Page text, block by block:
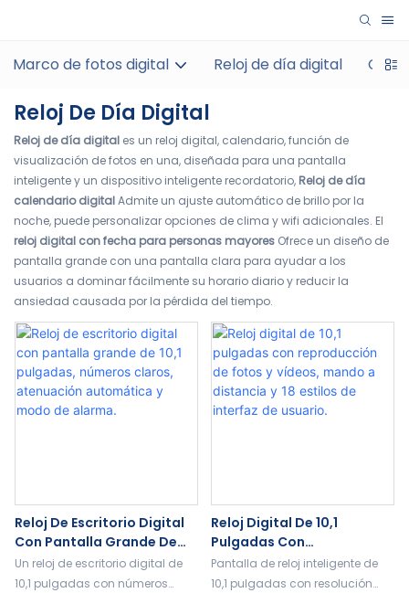
Marco de fotos digital Reloj de día digital
Reloj De Día Digital
Reloj de día digital es un reloj digital, calendario, función de
visualización de fotos en una, diseñada para una pantalla
inteligente y un dispositivo inteligente recordatorio, Reloj de día
calendario digitalAdmite un ajuste automático de brillo por la
noche, puede personalizar opciones de clima y wifi adicionales. El
reloj digital con fecha para personas mayores Ofrece un diseño de
pantalla grande con una pantalla clara para ayudar a los
usuarios a dominar fácilmente su horario diario y reducir la
ansiedad causada por la pérdida del tiempo.
Reloj De Escritorio Digital
Con Pantalla Grande De
10,1 Pulgadas, Números
Claros, Atenuación
Un reloj de escritorio digital de
10,1 pulgadas con números
Reloj Digital De 10,1
Pulgadas Con
Reproducción De Fotos Y
Vídeos, Mando A Distancia
Pantalla de reloj inteligente de
10,1 pulgadas con resolución